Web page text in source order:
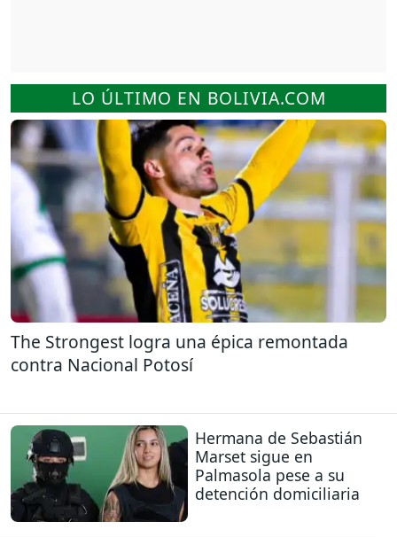
LO ÚLTIMO EN BOLIVIA.COM
The Strongest logra una épica remontada
contra Nacional Potosí
Hermana de Sebastián
Marset sigue en
Palmasola pese a su
detención domiciliaria